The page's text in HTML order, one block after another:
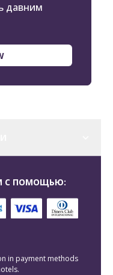
давним
С ПОМОЩЬЮ:
in payment methods